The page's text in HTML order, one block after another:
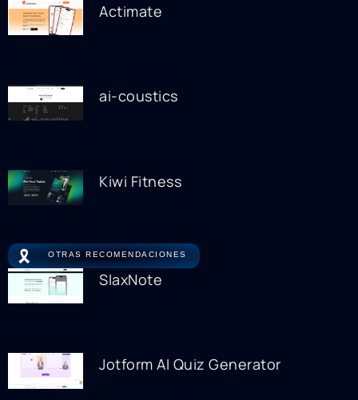
Actimate
ai-coustics
Kiwi Fitness
🎗️ OTRAS RECOMENDACIONES
SlaxNote
Jotform AI Quiz Generator